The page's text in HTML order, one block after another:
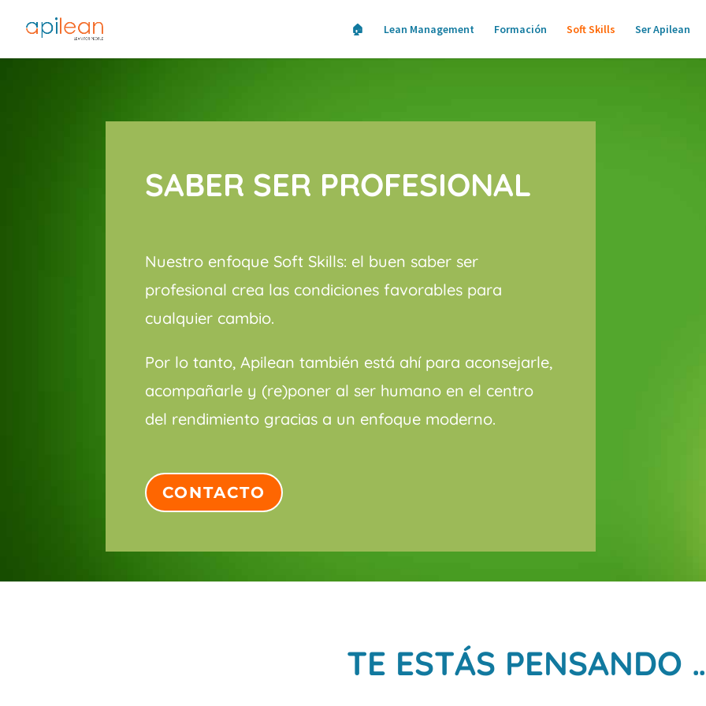
🏠 Lean Management Formación Soft Skills Ser Apilean
SABER SER PROFESIONAL
Nuestro enfoque Soft Skills: el buen saber ser
profesional crea las condiciones favorables para
cualquier cambio.
Por lo tanto, Apilean también está ahí para aconsejarle,
acompañarle y (re)poner al ser humano en el centro
del rendimiento gracias a un enfoque moderno.
CONTACTO
TE ESTÁS PENSANDO